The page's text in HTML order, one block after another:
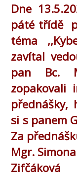
Dne
páté třídě
téma
zavítal
pan Bc.
zopakovali
přednášky,
si s panem
Za
Mgr.
Zifčáková